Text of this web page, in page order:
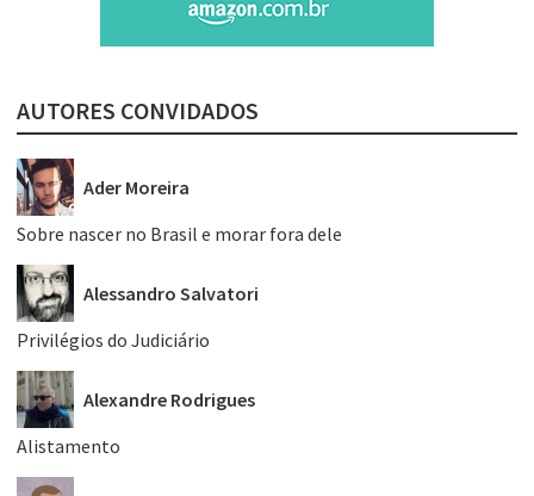
AUTORES CONVIDADOS
Ader Moreira
Sobre nascer no Brasil e morar fora dele
Alessandro Salvatori
Privilégios do Judiciário
Alexandre Rodrigues
Alistamento